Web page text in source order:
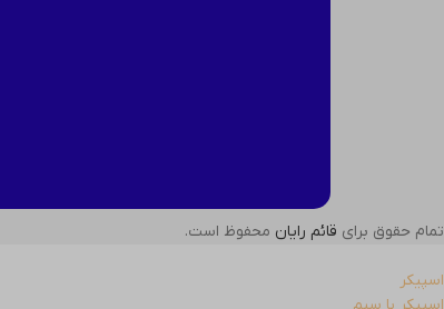
تمام حقوق برای قائم رایان محفوظ است.
اسپیکر